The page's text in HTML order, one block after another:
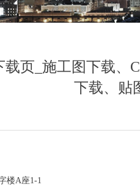
页_施工图下载
下载、贴
楼A座1-1